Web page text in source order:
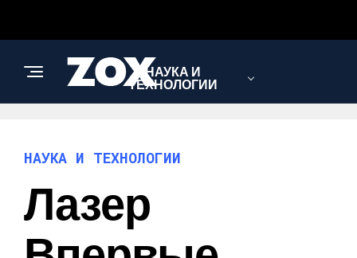
НАУКА И
ТЕХНОЛОГИИ
НАУКА И ТЕХНОЛОГИИ
Лазер